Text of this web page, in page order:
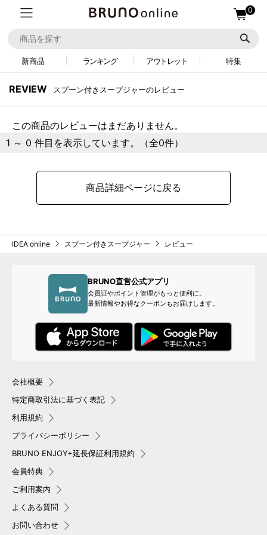
0
新商品 ランキング アウトレット 特集
REVIEW スプーン付きスープジャーのレビュー
この商品のレビューはまだありません。
1 ～ 0 件目を表示しています。（全0件）
商品詳細ページに戻る
IDEA online スプーン付きスープジャー レビュー
BRUNO直営公式アプリ
会員証やポイント管理がもっと便利に。
最新情報やお得なクーポンもお届けします。
会社概要
特定商取引法に基づく表記
利用規約
プライバシーポリシー
BRUNO ENJOY+延長保証利用規約
会員特典
ご利用案内
よくある質問
お問い合わせ